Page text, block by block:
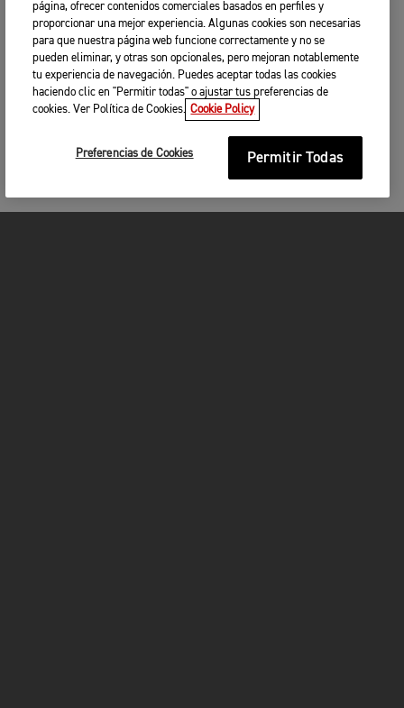
página, ofrecer contenidos comerciales basados en perfiles y
proporcionar una mejor experiencia. Algunas cookies son necesarias
para que nuestra página web funcione correctamente y no se
pueden eliminar, y otras son opcionales, pero mejoran notablemente
tu experiencia de navegación. Puedes aceptar todas las cookies
haciendo clic en "Permitir todas" o ajustar tus preferencias de
cookies. Ver Política de Cookies. Cookie Policy
Preferencias de Cookies Permitir Todas